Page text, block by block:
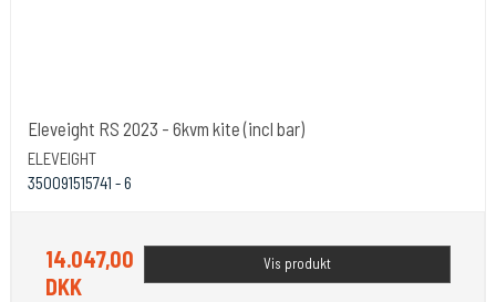
Eleveight RS 2023 - 6kvm kite (incl bar)
ELEVEIGHT
350091515741 - 6
14.047,00
DKK
Vis produkt